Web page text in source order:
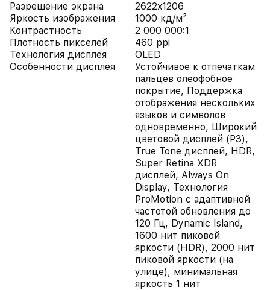
Разрешение экрана
2622x1206
Яркость изображения
1000 кд/м²
Контрастность
2 000 000:1
Плотность пикселей
460 ppi
Технология дисплея
OLED
Особенности дисплея
Устойчивое к отпечаткам
пальцев олеофобное
покрытие, Поддержка
отображения нескольких
языков и символов
одновременно, Широкий
цветовой дисплей (P3),
True Tone дисплей, HDR,
Super Retina XDR
дисплей, Always On
Display, Технология
ProMotion с адаптивной
частотой обновления до
120 Гц, Dynamic Island,
1600 нит пиковой
яркости (HDR), 2000 нит
пиковой яркости (на
улице), минимальная
яркость 1 нит